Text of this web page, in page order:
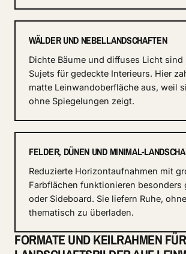
WÄLDER UND NEBELLANDSCHAFTEN
Dichte Bäume und diffuses Licht
Sujets für gedeckte Interieurs. Hier
matte Leinwandoberfläche aus, weil
ohne Spiegelungen zeigt.
FELDER, DÜNEN UND MINIMAL-
Reduzierte Horizontaufnahmen mit
Farbflächen funktionieren besonders
oder Sideboard. Sie liefern Ruhe,
thematisch zu überladen.
FORMATE UND KEILRAHMEN FÜR